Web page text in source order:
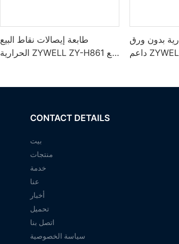
طابعة إيصالات نقاط البيع
الحرارية ZYWELL ZY-H861 مع
بدون ورق
داعم ZYWELL ZY-3311 مقاس
CONTACT DETAILS
بيت
منتجات
خدمة
عنا
أخبار
تحميل
اتصل بنا
سياسة الخصوصية